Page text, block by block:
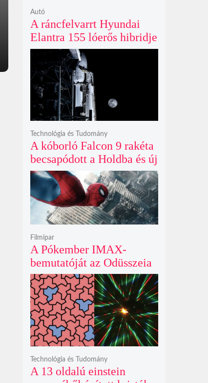
A ráncfelvarrt Hyundai
Elantra 155 lóerős hibridje
és prémium utastere
komoly belsőtéri ugrást
hoz
Autó
A kóborló Falcon 9 rakéta
becsapódott a Holdba és új
krátert hagyott maga után
Technológia és Tudomány
A Pókember IMAX-
bemutatóját az Odüsszeia
exkluzív vetítési
időszakának lejárta hozza
el
Filmipar
A 13 oldalú einstein
Technológia és Tudomány